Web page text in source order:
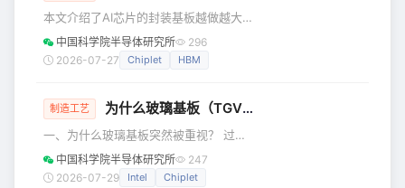
去聊 AI 芯片，大家最关心 GPU、
HBM、先进制程。但随着芯片越做越
大、Chiplet 越堆越多，另一个看似不起
本文介绍了AI芯片的封装基板越做越大
趋势。 从图片可以清楚看到，先进封装
的基板尺寸正在快速膨胀。这背后是AI
颗HBM（高带宽内存），通过中介层连
前高端GPU的典型方案，基板尺寸还算
适中。 图(b)开始明显变大：逻辑芯片不
变，但HBM增加到六颗。更多内存意味
中国科学院半导体研究所
296
2026-07-27
Chiplet HBM
制造工艺 为什么玻璃基板（TGV）突然被重视？
一、为什么玻璃基板突然被重视？ 过去
很多高端封装依赖有机基板、硅中介
层、ABF载板等材料体系。 但随着AI芯
中国科学院半导体研究所
247
2026-07-29
Intel Chiplet